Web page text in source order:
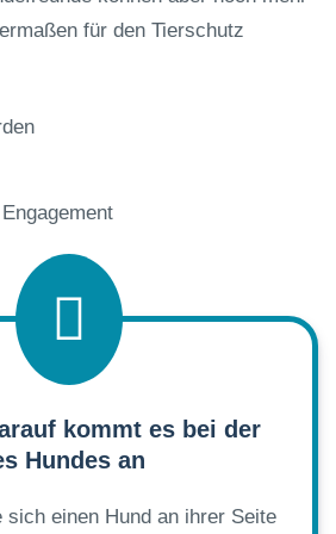
für den Tierschutz
kommt es bei der
Hundes an
sich einen Hund an ihrer Seite